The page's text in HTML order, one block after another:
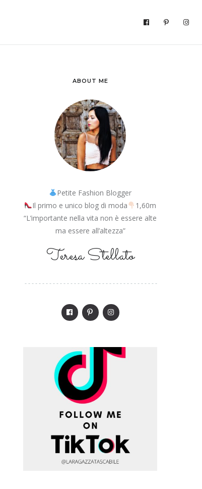
ABOUT ME
Petite Fashion Blogger
Il primo e unico blog di moda
1,60m
“L’importante nella vita non è essere alte
ma essere all’altezza”
Teresa Stellato